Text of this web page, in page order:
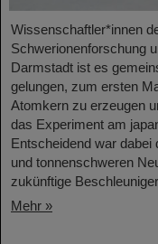
Wissenschaftler*innen
Schwerionenforschung
Darmstadt ist es
gelungen, zum ersten
Atomkern zu erzeugen
das Experiment am
Entscheidend war
und tonnenschweren
zukünftige
Mehr »